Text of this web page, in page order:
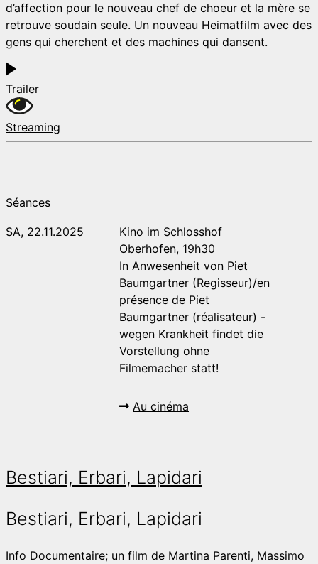
d’affection pour le nouveau chef de choeur et la mère se
retrouve soudain seule. Un nouveau Heimatfilm avec des
gens qui cherchent et des machines qui dansent.
Trailer
Streaming
Séances
SA, 22.11.2025
Kino im Schlosshof
Oberhofen, 19h30
In Anwesenheit von Piet
Baumgartner (Regisseur)/en
présence de Piet
Baumgartner (réalisateur) -
wegen Krankheit findet die
Vorstellung ohne
Filmemacher statt!
Au cinéma
Bestiari, Erbari, Lapidari
Bestiari, Erbari, Lapidari
Info Documentaire; un film de Martina Parenti, Massimo